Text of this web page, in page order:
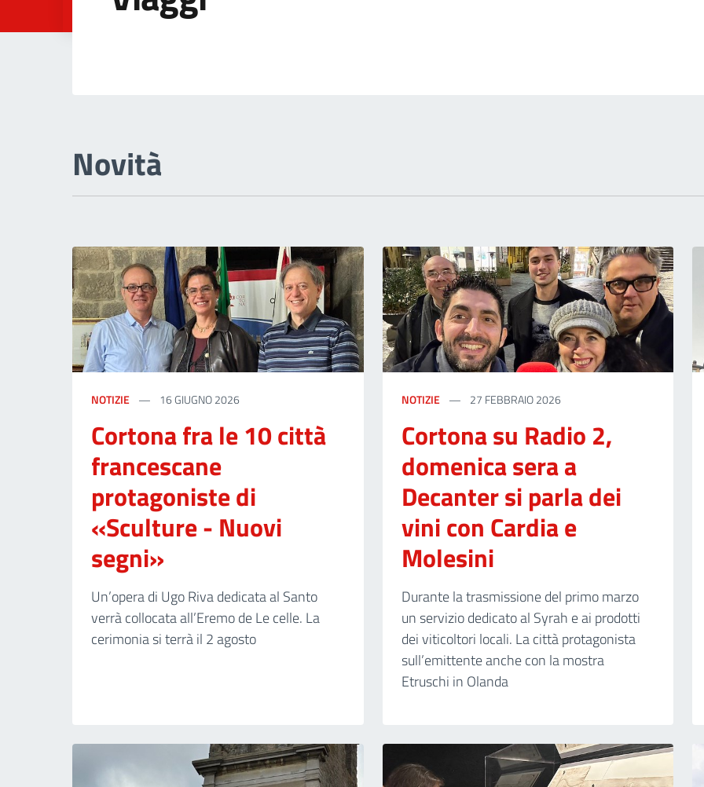
Novità
NOTIZIE 16 GIUGNO 2026
Cortona fra le 10 città
francescane
protagoniste di
«Sculture - Nuovi
segni»
Un’opera di Ugo Riva dedicata al Santo
verrà collocata all’Eremo de Le celle. La
cerimonia si terrà il 2 agosto
NOTIZIE 27 FEBBRAIO 2026
Cortona su Radio 2,
domenica sera a
Decanter si parla dei
vini con Cardia e
Molesini
Durante la trasmissione del primo marzo
un servizio dedicato al Syrah e ai prodotti
dei viticoltori locali. La città protagonista
sull’emittente anche con la mostra
Etruschi in Olanda